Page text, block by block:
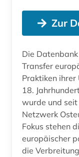
Zur
Die
Transfer
Praktiken ihrer
18.
wurde und
Netzwerk
Fokus stehen
europäischer
die